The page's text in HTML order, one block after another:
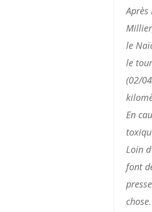
Après
Millier
le
le
(02/04
En
Loin d‘
font
chose